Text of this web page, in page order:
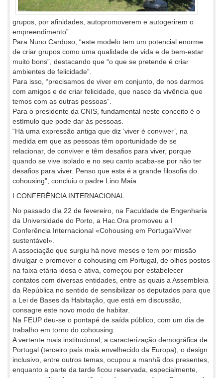
grupos, por afinidades, autopromoverem e autogerirem o
empreendimento”.
Para Nuno Cardoso, “este modelo tem um potencial enorme
de criar grupos como uma qualidade de vida e de bem-estar
muito bons”, destacando que “o que se pretende é criar
ambientes de felicidade”.
Para isso, “precisamos de viver em conjunto, de nos darmos
com amigos e de criar felicidade, que nasce da vivência que
temos com as outras pessoas”.
Para o presidente da CNIS, fundamental neste conceito é o
estímulo que pode dar às pessoas.
“Há uma expressão antiga que diz ‘viver é conviver’, na
medida em que as pessoas têm oportunidade de se
relacionar, de conviver e têm desafios para viver, porque
quando se vive isolado e no seu canto acaba-se por não ter
desafios para viver. Penso que esta é a grande filosofia do
cohousing”, concluiu o padre Lino Maia.
I CONFERÊNCIA INTERNACIONAL
No passado dia 22 de fevereiro, na Faculdade de Engenharia
da Universidade do Porto, a Hac.Ora promoveu a I
Conferência Internacional «Cohousing em Portugal/Viver
sustentável».
A associação que surgiu há nove meses e tem por missão
divulgar e promover o cohousing em Portugal, de olhos postos
na faixa etária idosa e ativa, começou por estabelecer
contatos com diversas entidades, entre as quais a Assembleia
da República no sentido de sensibilizar os deputados para que
a Lei de Bases da Habitação, que está em discussão,
consagre este novo modo de habitar.
Na FEUP deu-se o pontapé de saída público, com um dia de
trabalho em torno do cohousing.
A vertente mais institucional, a caracterização demográfica de
Portugal (terceiro país mais envelhecido da Europa), o design
inclusivo, entre outros temas, ocupou a manhã dos presentes,
enquanto a parte da tarde ficou reservada, especialmente,